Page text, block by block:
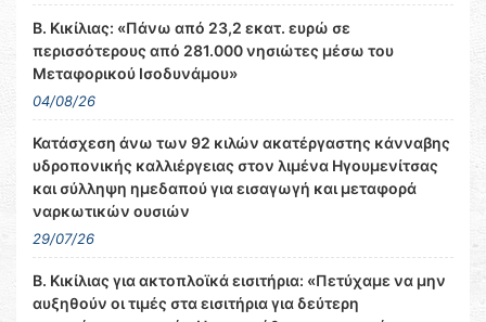
Β. Κικίλιας: «Πάνω από 23,2 εκατ. ευρώ σε
περισσότερους από 281.000 νησιώτες μέσω του
Μεταφορικού Ισοδυνάμου»
04/08/26
Κατάσχεση άνω των 92 κιλών ακατέργαστης κάνναβης
υδροπονικής καλλιέργειας στον λιμένα Ηγουμενίτσας
και σύλληψη ημεδαπού για εισαγωγή και μεταφορά
ναρκωτικών ουσιών
29/07/26
Β. Κικίλιας για ακτοπλοϊκά εισιτήρια: «Πετύχαμε να μην
αυξηθούν οι τιμές στα εισιτήρια για δεύτερη